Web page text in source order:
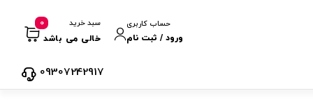
حساب کاربری
ورود / ثبت نام
سبد خرید
خالی می باشد
0
09307242917